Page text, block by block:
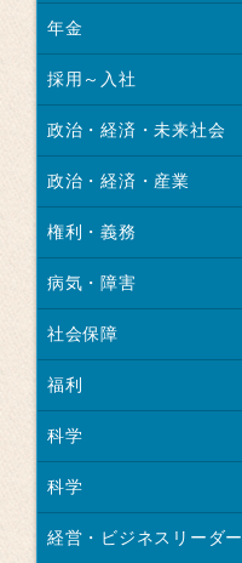
年金
採用～入社
政治・経済・未来社会
政治・経済・産業
権利・義務
病気・障害
社会保障
福利
科学
科学
経営・ビジネスリーダー